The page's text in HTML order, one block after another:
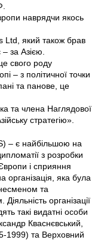
наврядчи якось
Ltd, який також брав
за Азією.
свого роду
– з політичної точки
та панове, це
та члена Наглядової
стратегію».
– є найбільшою на
з розробки
і сприяння
організація, яка була
та
організації
такі видатні особи
Кваснєвський,
1999) та Верховний